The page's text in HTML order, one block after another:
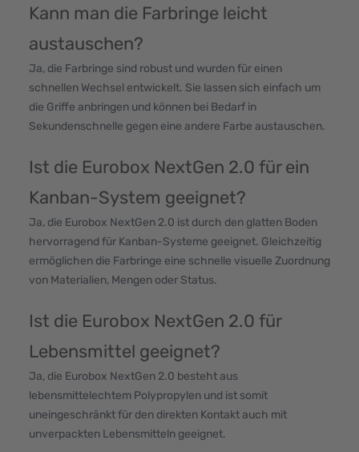
Kann man die Farbringe leicht
austauschen?
Ja, die Farbringe sind robust und wurden für einen
schnellen Wechsel entwickelt. Sie lassen sich einfach um
die Griffe anbringen und können bei Bedarf in
Sekundenschnelle gegen eine andere Farbe austauschen.
Ist die Eurobox NextGen 2.0 für ein
Kanban-System geeignet?
Ja, die Eurobox NextGen 2.0 ist durch den glatten Boden
hervorragend für Kanban-Systeme geeignet. Gleichzeitig
ermöglichen die Farbringe eine schnelle visuelle Zuordnung
von Materialien, Mengen oder Status.
Ist die Eurobox NextGen 2.0 für
Lebensmittel geeignet?
Ja, die Eurobox NextGen 2.0 besteht aus
lebensmittelechtem Polypropylen und ist somit
uneingeschränkt für den direkten Kontakt auch mit
unverpackten Lebensmitteln geeignet.